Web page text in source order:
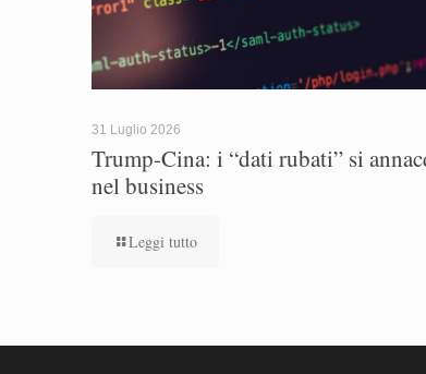
31 Luglio 2026
Trump-Cina: i “dati rubati” si
nel business
Leggi tutto